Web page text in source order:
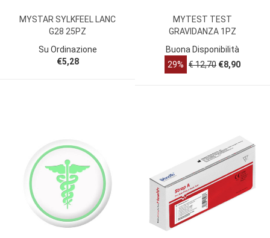
MYSTAR SYLKFEEL LANC
G28 25PZ
Su Ordinazione
€5,28
MYTEST TEST
GRAVIDANZA 1PZ
Buona Disponibilità
29% € 12,70 €8,90